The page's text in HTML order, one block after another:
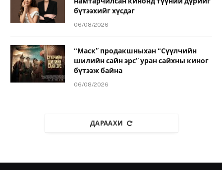
бүтээхийг хүсдэг
06/08/2026
“Маск” продакшныхан “Сүүлчийн
шилийн сайн эрс” уран сайхны киног
бүтээж байна
06/08/2026
ДАРААХИ